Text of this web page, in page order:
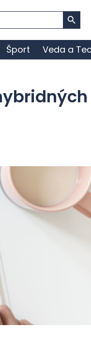
Search Button
Šport Veda a